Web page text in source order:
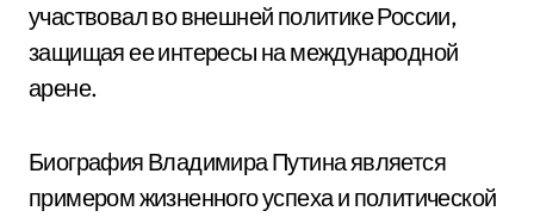
участвовал во внешней политике России,
защищая ее интересы на международной
арене.
Биография Владимира Путина является
примером жизненного успеха и политической